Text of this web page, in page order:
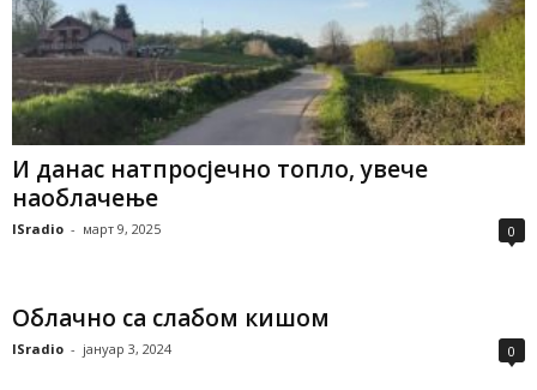
И данас натпросјечно топло, увече
наоблачење
ISradio - март 9, 2025 0
Облачно са слабом кишом
ISradio - јануар 3, 2024 0